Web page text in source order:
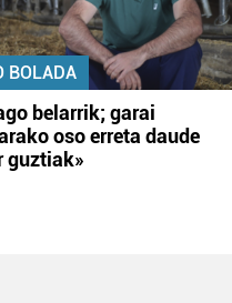
BOLADA
belarrik; garai
oso erreta daude
guztiak»